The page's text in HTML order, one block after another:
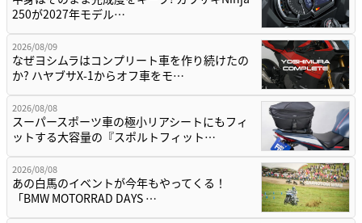
250が2027年モデル…
2026/08/09
なぜヨシムラはコンプリート車を作り続けたの
か? ハヤブサX-1からオフ車をモ…
2026/08/08
スーパースポーツ車の極小リアシートにもフィ
ットする大容量の『スポルトフィット…
2026/08/08
あの白馬のイベントが今年もやってくる！
「BMW MOTORRAD DAYS …